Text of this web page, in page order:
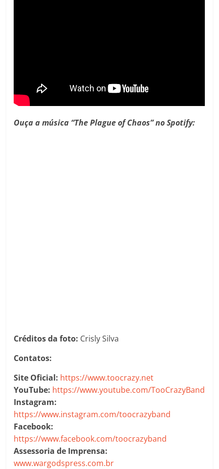
Ouça a música “The Plague of Chaos” no Spotify:
Créditos da foto: Crisly Silva
Contatos:
Site Oficial: https://www.toocrazy.net
YouTube: https://www.youtube.com/TooCrazyBand
Instagram:
https://www.instagram.com/toocrazyband
Facebook:
https://www.facebook.com/toocrazyband
Assessoria de Imprensa:
www.wargodspress.com.br